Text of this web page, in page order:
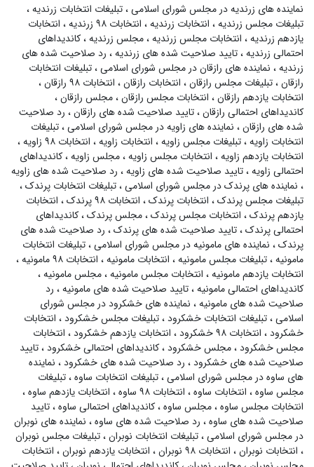
نماینده های زرندیه در مجلس شورای اسلامی،تبلیغات انتخابات زرندیه،
تبلیغات مجلس زرندیه، انتخابات زرندیه، انتخابات ۹۸ زرندیه ، انتخابات
یازدهم زرندیه، انتخابات مجلس زرندیه،مجلس زرندیه،کاندیداهای
احتمالی زرندیه،تایید صلاحیت شده های زرندیه، رد صلاحیت شده های
زرندیه، نماینده های رازقان در مجلس شورای اسلامی،تبلیغات انتخابات
رازقان،تبلیغات مجلس رازقان، انتخابات رازقان، انتخابات ۹۸ رازقان
،
انتخابات یازدهم رازقان، انتخابات مجلس رازقان،مجلس رازقان،
کاندیداهای احتمالی رازقان،تایید صلاحیت شده های رازقان، رد صلاحیت
شده های رازقان، نماینده های زاویه در مجلس شورای اسلامی،تبلیغات
انتخابات زاویه،تبلیغات مجلس زاویه، انتخابات زاویه، انتخابات ۹۸ زاویه
،
انتخابات یازدهم زاویه، انتخابات مجلس زاویه،مجلس زاویه،کاندیداهای
احتمالی زاویه،تایید صلاحیت شده های زاویه، رد صلاحیت شده های زاویه
، نماینده های پرندک در مجلس شورای اسلامی،تبلیغات انتخابات پرندک،
تبلیغات مجلس پرندک، انتخابات پرندک، انتخابات ۹۸ پرندک ، انتخابات
یازدهم پرندک، انتخابات مجلس پرندک،مجلس پرندک،کاندیداهای
احتمالی پرندک،تایید صلاحیت شده های پرندک، رد صلاحیت شده های
پرندک، نماینده های مامونیه در مجلس شورای اسلامی،تبلیغات انتخابات
مامونیه،تبلیغات مجلس مامونیه، انتخابات مامونیه، انتخابات ۹۸ مامونیه
،
انتخابات یازدهم مامونیه، انتخابات مجلس مامونیه،مجلس مامونیه،
کاندیداهای احتمالی مامونیه،تایید صلاحیت شده های مامونیه، رد
صلاحیت شده های مامونیه، نماینده های خشکرود در مجلس شورای
اسلامی،تبلیغات انتخابات خشکرود،تبلیغات مجلس خشکرود، انتخابات
خشکرود، انتخابات ۹۸ خشکرود ، انتخابات یازدهم خشکرود، انتخابات
مجلس خشکرود،مجلس خشکرود،کاندیداهای احتمالی خشکرود،تایید
صلاحیت شده های خشکرود، رد صلاحیت شده های خشکرود، نماینده
های ساوه در مجلس شورای اسلامی،تبلیغات انتخابات ساوه،تبلیغات
مجلس ساوه، انتخابات ساوه، انتخابات ۹۸ ساوه ، انتخابات یازدهم ساوه،
انتخابات مجلس ساوه،مجلس ساوه،کاندیداهای احتمالی ساوه،تایید
صلاحیت شده های ساوه، رد صلاحیت شده های ساوه، نماینده های نوبران
در مجلس شورای اسلامی،تبلیغات انتخابات نوبران،تبلیغات مجلس نوبران
، انتخابات نوبران، انتخابات ۹۸ نوبران ، انتخابات یازدهم نوبران، انتخابات